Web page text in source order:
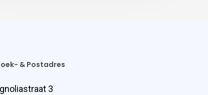
& Postadres
3